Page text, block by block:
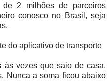
de 2 milhões de parceiros
conosco no Brasil, seja
do aplicativo de transporte
às vezes que saio de casa,
Nunca a soma ficou abaixo